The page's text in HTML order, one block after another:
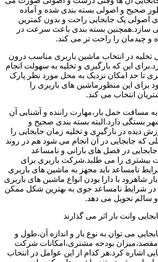
صحیح و اصولی بسته بندی شده و آماده
اصولی یک جابجایی راحت و بدون کمترین
سازد.همچنین بسته بندی باعث سرعت در
و چیدمان را راحت تر می کند.
در انتخاب ماشین باربری مناسب درون
این که بارگیری و تخلیه به سهولت انجام
تا حد امکان نزدیک به محل مورد نظر پارک
برای این منظورماشین های باربری را
انتخاب می کند.
حمل بار،مهارت راننده و آشنایی آن
بستگی دارد.البته بسته بندی صحیح و
دیده در بارگیری و تخلیه زمان جابجایی را
که جابجایی در آن انجام می شود هم در روند
در فصل های بارانی و نامساعد
بیشتری را می طلبد.شرکت باربری برای
نامساعد باید مجهز به ماشین های باربری
شاهرود با دارا بودن انواع ماشین های باربری
شرایط نامساعد جوی به بهترین شکل ممکن
سالم تحویل می دهد.
وانت بار اثر می گذارند
می توان به نوع بار و اندازه آن،طول و
مقصد،میزان بودجه مشتری،امکانات شرکت
اشاره کرد.هر کدام از این عوامل در انتخاب